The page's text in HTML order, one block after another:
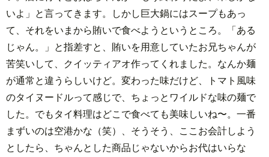
いよ」と言ってきます。しかし巨大鍋にはスープもあっ
て、それをいまから賄いで食べようというところ。「ある
じゃん。」と指差すと、賄いを用意していたお兄ちゃんが
苦笑いして、クイッティアオ作ってくれました。なんか麺
が通常と違うらしいけど。変わった味だけど、トマト風味
のタイヌードルって感じで、ちょっとワイルドな味の麺で
した。でもタイ料理はどこで食べても美味しいね〜。一番
まずいのは空港かな（笑）、そうそう、ここお会計しよう
としたら、ちゃんとした商品じゃないからお代はいらな